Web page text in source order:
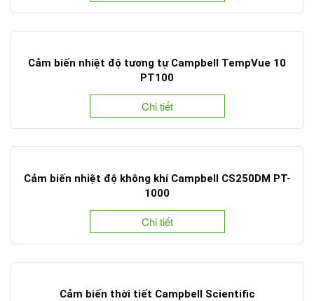
Cảm biến nhiệt độ tương tự Campbell TempVue 10
PT100
Chi tiết
Cảm biến nhiệt độ không khí Campbell CS250DM PT-
1000
Chi tiết
Cảm biến thời tiết Campbell Scientific